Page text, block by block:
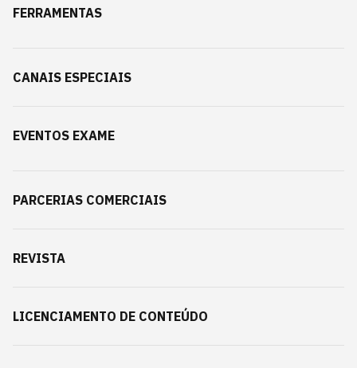
FERRAMENTAS
CANAIS ESPECIAIS
EVENTOS EXAME
PARCERIAS COMERCIAIS
REVISTA
LICENCIAMENTO DE CONTEÚDO